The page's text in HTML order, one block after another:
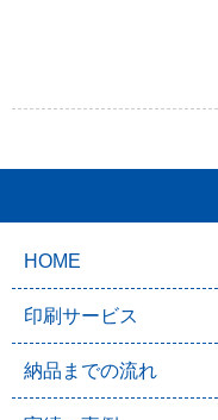
HOME
印刷サービス
納品までの流れ